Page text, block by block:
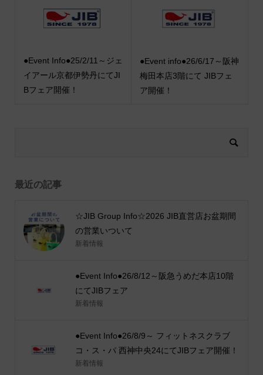
●Event Info●25/2/11～ジェ
イアール京都伊勢丹にてJI
Bフェア開催！
●Event info●26/6/17～阪神
梅田本店3階にて JIBフェ
ア開催！
最近の記事
☆JIB Group Info☆2026 JIB直営店お盆期間
の営業いついて
新着情報
●Event Info●26/8/12～阪急うめだ本店10階
にてJIBフェア
新着情報
●Event Info●26/8/9～ フィットネスクラブ
コ・ス・パ 西神中央24にてJIBフェア開催！
新着情報